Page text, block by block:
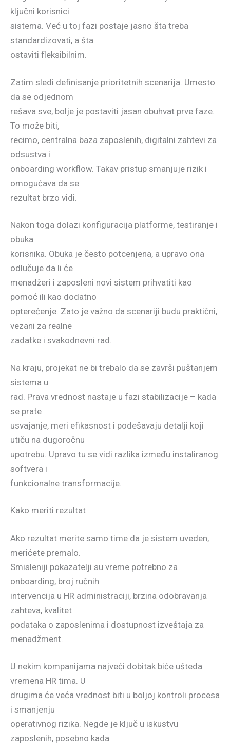
ključni korisnici
sistema. Već u toj fazi postaje jasno šta treba
standardizovati, a šta
ostaviti fleksibilnim.
Zatim sledi definisanje prioritetnih scenarija. Umesto
da se odjednom
rešava sve, bolje je postaviti jasan obuhvat prve faze.
To može biti,
recimo, centralna baza zaposlenih, digitalni zahtevi za
odsustva i
onboarding workflow. Takav pristup smanjuje rizik i
omogućava da se
rezultat brzo vidi.
Nakon toga dolazi konfiguracija platforme, testiranje i
obuka
korisnika. Obuka je često potcenjena, a upravo ona
odlučuje da li će
menadžeri i zaposleni novi sistem prihvatiti kao
pomoć ili kao dodatno
opterećenje. Zato je važno da scenariji budu praktični,
vezani za realne
zadatke i svakodnevni rad.
Na kraju, projekat ne bi trebalo da se završi puštanjem
sistema u
rad. Prava vrednost nastaje u fazi stabilizacije – kada
se prate
usvajanje, meri efikasnost i podešavaju detalji koji
utiču na dugoročnu
upotrebu. Upravo tu se vidi razlika između instaliranog
softvera i
funkcionalne transformacije.
Kako meriti rezultat
Ako rezultat merite samo time da je sistem uveden,
merićete premalo.
Smisleniji pokazatelji su vreme potrebno za
onboarding, broj ručnih
intervencija u HR administraciji, brzina odobravanja
zahteva, kvalitet
podataka o zaposlenima i dostupnost izveštaja za
menadžment.
U nekim kompanijama najveći dobitak biće ušteda
vremena HR tima. U
drugima će veća vrednost biti u boljoj kontroli procesa
i smanjenju
operativnog rizika. Negde je ključ u iskustvu
zaposlenih, posebno kada